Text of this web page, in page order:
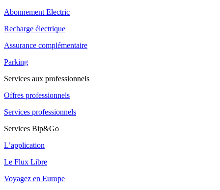
Abonnement Electric
Recharge électrique
Assurance complémentaire
Parking
Services aux professionnels
Offres professionnels
Services professionnels
Services Bip&Go
L’application
Le Flux Libre
Voyagez en Europe